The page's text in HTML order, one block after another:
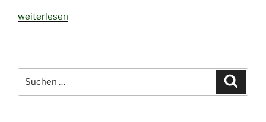
„Die
weiterlesen
nach: